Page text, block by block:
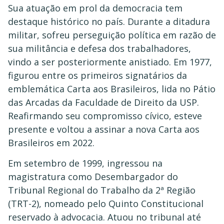
Sua atuação em prol da democracia tem
destaque histórico no país. Durante a ditadura
militar, sofreu perseguição política em razão de
sua militância e defesa dos trabalhadores,
vindo a ser posteriormente anistiado. Em 1977,
figurou entre os primeiros signatários da
emblemática Carta aos Brasileiros, lida no Pátio
das Arcadas da Faculdade de Direito da USP.
Reafirmando seu compromisso cívico, esteve
presente e voltou a assinar a nova Carta aos
Brasileiros em 2022.
Em setembro de 1999, ingressou na
magistratura como Desembargador do
Tribunal Regional do Trabalho da 2ª Região
(TRT-2), nomeado pelo Quinto Constitucional
reservado à advocacia. Atuou no tribunal até